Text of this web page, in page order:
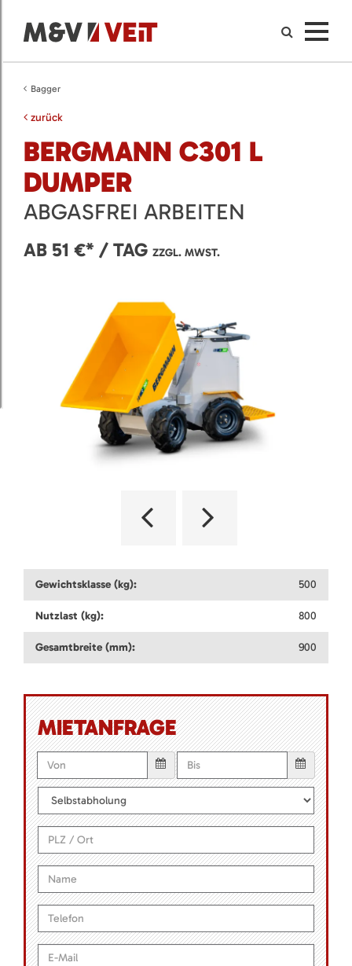
Bagger
zurück
BERGMANN C301 L
DUMPER
ABGASFREI ARBEITEN
AB 51 €* / TAG ZZGL. MWST.
Gewichtsklasse (kg): 500
Nutzlast (kg): 800
Gesamtbreite (mm): 900
MIETANFRAGE